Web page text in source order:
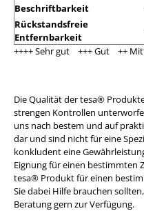
Beschriftbarkeit
Rückstandsfreie
Entfernbarkeit
++++ Sehr gut +++ Gut ++
Die Qualität der tesa®
strengen Kontrollen
uns nach bestem und auf
dar und sind nicht für eine
konkludent eine
Eignung für einen bestimmten
tesa® Produkt für einen
Sie dabei Hilfe brauchen
Beratung gern zur Verfügung.